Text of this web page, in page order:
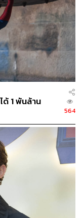
ซัน
คัลเจอร์ต่างประเทศ
STANDARD
ด้ 1 พันล้าน
564